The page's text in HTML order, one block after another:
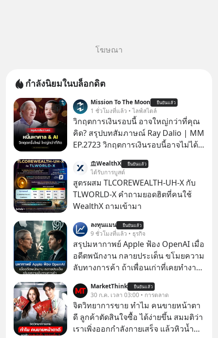
โฆษณา
กำลังนิยมในบล็อกดิต
Mission To The Moon ยืนยันแล้ว
1 ชั่วโมงที่แล้ว • ไลฟ์สไตล์
วิกฤตการเงินรอบนี้ อาจใหญ่กว่าที่คุณ
คิด? สรุปบทสัมภาษณ์ Ray Dalio | MM
EP.2723 วิกฤตการเงินรอบนี้อาจไม่ได้
Dalio ชายผู้เคยทำนายวิกฤตเศรษฐกิจ
มาแล้วหลายต่อหลายครั้ง ออกมาส่ง
สัญญาณเตือนระเบิดเวลาลูกใหม่ที่
กำลังก่อตัวขึ้น จาก "ระเบิดหนี้สิน
AI" ที่ผู้คนกำลังแห่ไล่ราคาอย่างบ้าคลั่ง
บทเรียนจากประวัติศาสตร์ 500 ปี บอก
อะไรเรา? ระเบียบโลกกำลังจะเปลี่ยน
มือไปในทิศทางไหน? และเราควรรับมือ
อย่างไรก่อนที่ทุกอย่างจะสายเกินไป?
ร่วมเจาะลึกบทวิเคราะห์และข้อคิดการ
เงินฉบับ Dalio กันได้ใน EP. นี้
#RayDalio #สรุปบทเรียน #การเงินการ
ลงทุน #MissionToTheMoon
#MissionToTheMoonPodcast
WealthX ยืนยันแล้ว
ได้รับการบูสต์
สูตรผสม TLCOREWEALTH-UH-X กับ
TLWORLD-X คำถามยอดฮิตที่คนใช้
WealthX ถามเข้ามา
ลงทุนแมน ยืนยันแล้ว
9 ชั่วโมงที่แล้ว • ธุรกิจ
สรุปมหากาพย์ Apple ฟ้อง OpenAI เมื่อ
อดีตพนักงาน กลายประเด็น ขโมยความ
ลับทางการค้า ถ้าเพื่อนเก่าที่เคยทำงาน
เก่าที่เขาเคยทำไว้ ตอนยังอยู่บริษัท
เดียวกัน
MarketThink ยืนยันแล้ว
30 ก.ค. เวลา 03:00 • การตลาด
จิตวิทยาการขาย ทำไม คนขายหน้าตา
ดี ลูกค้าตัดสินใจซื้อ ได้ง่ายขึ้น สมมติว่า
เราเพิ่งออกกำลังกายเสร็จ แล้วหิวน้ำ